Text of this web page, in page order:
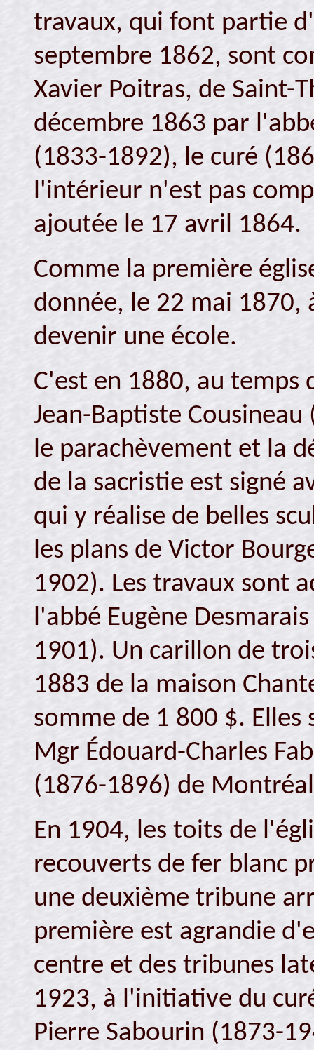
travaux, qui font partie
septembre 1862, sont
Xavier Poitras, de Saint-
décembre 1863 par
(1833-1892), le curé
l'intérieur n'est pas
ajoutée le 17 avril 1864.
Comme la première
donnée, le 22 mai 1870,
devenir une école.
C'est en 1880, au temps
Jean-Baptiste
le parachèvement et la
de la sacristie est signé
qui y réalise de belles
les plans de Victor
1902). Les travaux sont
l'abbé Eugène
1901). Un carillon de
1883 de la maison
somme de 1 800 $.
Mgr Édouard-Charles
(1876-1896) de
En 1904, les toits de
recouverts de fer blanc
une deuxième tribune
première est agrandie
centre et des tribunes
1923, à l'initiative du
Pierre Sabourin (1873-